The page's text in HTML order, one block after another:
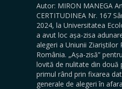
Autor: MIRON MANEGA
CERTITUDINEA Nr. 167
2024, la Universitatea
a avut loc așa-zisa
alegeri a Uniunii Ziariștilor
România. „Așa-zisă”
lovită de nulitate din două
primul rând prin fixarea
generale de alegeri în